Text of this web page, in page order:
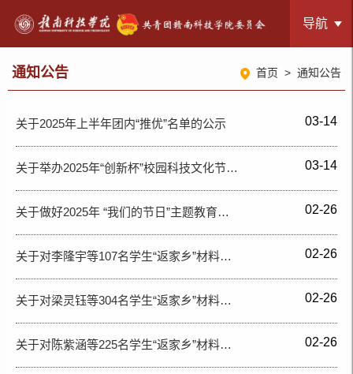
导航
通知公告 首页 > 通知公告
关于2025年上半年团内“推优”名单的公示 03-14
关于举办2025年“创新杯”校园科技文化节… 03-14
关于做好2025年 “我们的节日”主题教育… 02-26
关于对李隆宇等107名学生“返家乡”材料… 02-26
关于对梁灵钰等304名学生“返家乡”材料… 02-26
关于对陈紫涵等225名学生“返家乡”材料… 02-26